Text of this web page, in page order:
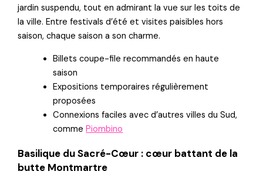
jardin suspendu, tout en admirant la vue sur les toits de
la ville. Entre festivals d’été et visites paisibles hors
saison, chaque saison a son charme.
Billets coupe-file recommandés en haute
saison
Expositions temporaires régulièrement
proposées
Connexions faciles avec d’autres villes du Sud,
commePiombino
Basilique du Sacré-Cœur : cœur battant de la
butte Montmartre